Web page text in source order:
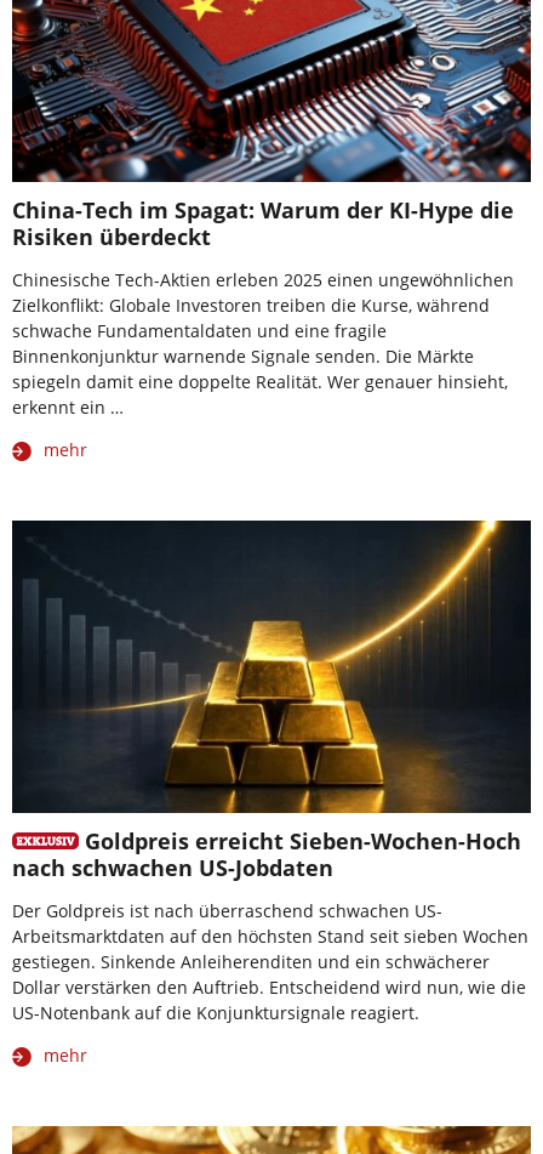
China-Tech im Spagat: Warum der KI-Hype die
Risiken überdeckt
Chinesische Tech-Aktien erleben 2025 einen ungewöhnlichen
Zielkonflikt: Globale Investoren treiben die Kurse, während
schwache Fundamentaldaten und eine fragile
Binnenkonjunktur warnende Signale senden. Die Märkte
spiegeln damit eine doppelte Realität. Wer genauer hinsieht,
erkennt ein …
mehr
Goldpreis erreicht Sieben-Wochen-Hoch
nach schwachen US-Jobdaten
Der Goldpreis ist nach überraschend schwachen US-
Arbeitsmarktdaten auf den höchsten Stand seit sieben Wochen
gestiegen. Sinkende Anleiherenditen und ein schwächerer
Dollar verstärken den Auftrieb. Entscheidend wird nun, wie die
US-Notenbank auf die Konjunktursignale reagiert.
mehr